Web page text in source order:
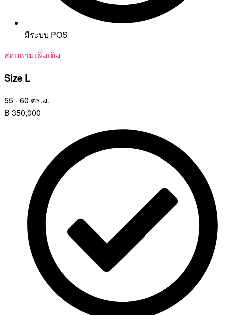
มีระบบ POS
สอบถามเพิ่มเติม
Size L
55 - 60 ตร.ม.
฿ 350,000